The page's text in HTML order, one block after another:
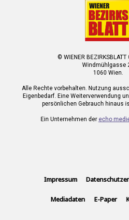
© WIENER BEZIRKSBLATT
Windmühlgasse
1060 Wien.
Alle Rechte vorbehalten. Nutzung
Eigenbedarf. Eine Weiterverwendung
persönlichen Gebrauch hinaus
Ein Unternehmen der echo
Impressum
Mediadaten E-Paper